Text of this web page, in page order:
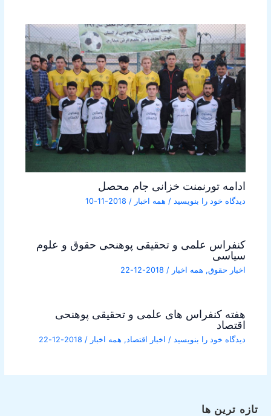
ادامه تورنمنت خزانی جام محصل
دیدگاه‌ خود را بنویسید / همه اخبار /
2018-11-10
کنفراس علمی و تحقیقی پوهنحی حقوق و علوم
سیاسی
اخبار حقوق, همه اخبار /
2018-12-22
هفته کنفراس های علمی و تحقیقی پوهنحی
اقتصاد
دیدگاه‌ خود را بنویسید / اخبار اقتصاد, همه اخبار /
2018-12-22
تازه ترین ها